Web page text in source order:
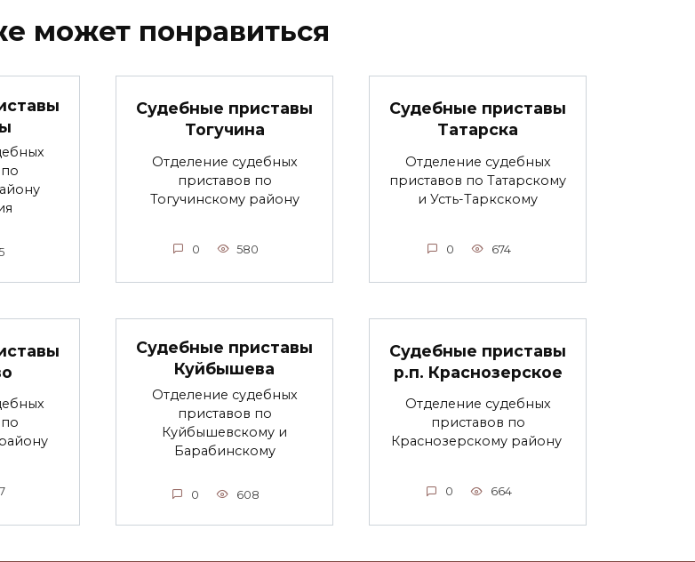
может понравиться
Судебные приставы
Тогучина
Отделение судебных
приставов по
Тогучинскому району
0 580
Судебные приставы
Татарска
Отделение судебных
приставов по Татарскому
и Усть-Таркскому
0 674
Судебные приставы
Куйбышева
Отделение судебных
приставов по
Куйбышевскому и
Барабинскому
0 608
Судебные приставы
р.п. Краснозерское
Отделение судебных
приставов по
Краснозерскому району
0 664